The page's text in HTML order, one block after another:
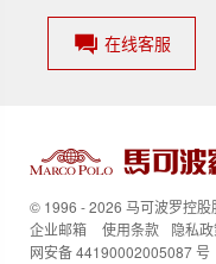
在线客服
© 1996 - 2026 马可波罗控股
企业邮箱
使用条款 隐私
网安备 44190002005087 号